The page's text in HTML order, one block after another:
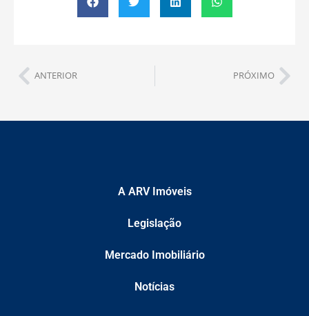
ANTERIOR PRÓXIMO
A ARV Imóveis
Legislação
Mercado Imobiliário
Notícias